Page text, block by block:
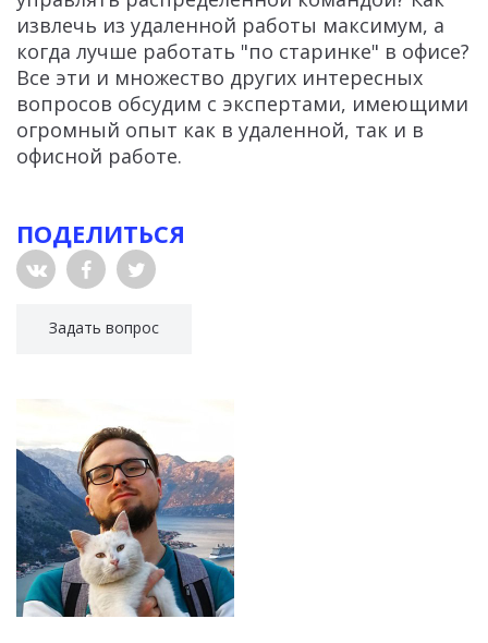
извлечь из удаленной работы максимум, а
когда лучше работать "по старинке" в офисе?
Все эти и множество других интересных
вопросов обсудим с экспертами, имеющими
огромный опыт как в удаленной, так и в
офисной работе.
ПОДЕЛИТЬСЯ
Задать вопрос